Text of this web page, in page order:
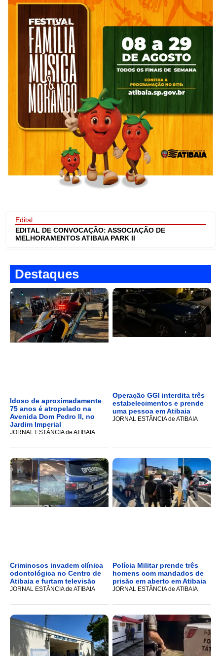
Edital
EDITAL DE CONVOCAÇÃO: ASSOCIAÇÃO DE
MELHORAMENTOS ATIBAIA PARK II
Destaques
Idoso de aproximadamente
75 anos é atropelado na
Avenida Dom Pedro II, no
Jardim Imperial
JORNAL ESTÂNCIA de ATIBAIA
Operação GGI interdita três
estabelecimentos e prende
uma pessoa em Atibaia
JORNAL ESTÂNCIA de ATIBAIA
Criminosos invadem clínica
odontológica no Centro de
Atibaia e furtam televisão
JORNAL ESTÂNCIA de ATIBAIA
Polícia Militar prende três
homens com mandados de
prisão em aberto em Atibaia
JORNAL ESTÂNCIA de ATIBAIA